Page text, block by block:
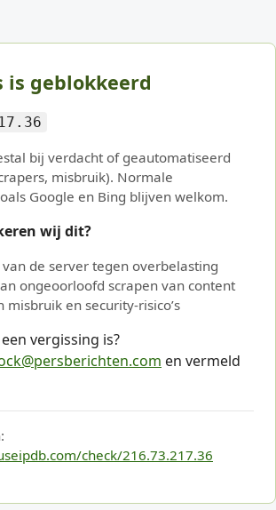
is geblokkeerd
bij verdacht of geautomatiseerd
misbruik). Normale
Google en Bing blijven welkom.
wij dit?
de server tegen overbelasting
ongeoorloofd scrapen van content
misbruik en security-risico’s
vergissing is?
en vermeld
check/216.73.217.36